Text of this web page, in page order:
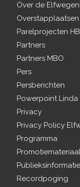
Over de
Overstapplaatsen
Parelprojecten
Partners
Partners MBO
Pers
Persberichten
Powerpoint Linda
Privacy
Privacy Policy
Programma
Promotiemateriaal
Publieksinformatie
Recordpoging